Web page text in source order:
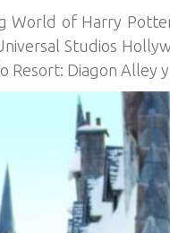
World of Harry
Studios
Resort: Diagon Alley